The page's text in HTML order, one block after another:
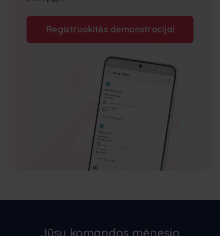
Registruokitės demonstracijai
Jūsų komandos mėnesio